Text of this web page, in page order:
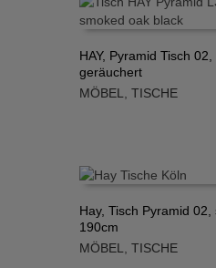
IN DEN WARENKORB
HAY, Pyramid Tisch
geräuchert
MÖBEL
TISCHE
IN DEN WARENKORB
Hay, Tisch Pyramid 02,
190cm
MÖBEL
TISCHE